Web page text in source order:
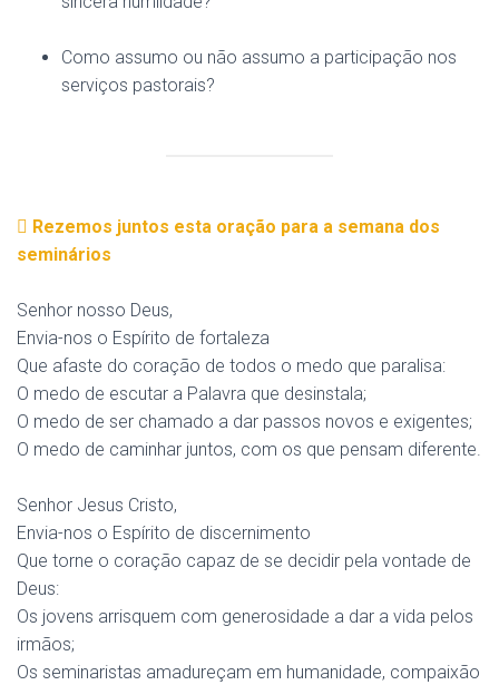
Como assumo ou não assumo a participação nos
serviços pastorais?
Rezemos juntos esta oração para a semana dos
seminários
Senhor nosso Deus,
Envia-nos o Espírito de fortaleza
Que afaste do coração de todos o medo que paralisa:
O medo de escutar a Palavra que desinstala;
O medo de ser chamado a dar passos novos e exigentes;
O medo de caminhar juntos, com os que pensam diferente.
Senhor Jesus Cristo,
Envia-nos o Espírito de discernimento
Que torne o coração capaz de se decidir pela vontade de
Deus:
Os jovens arrisquem com generosidade a dar a vida pelos
irmãos;
Os seminaristas amadureçam em humanidade, compaixão